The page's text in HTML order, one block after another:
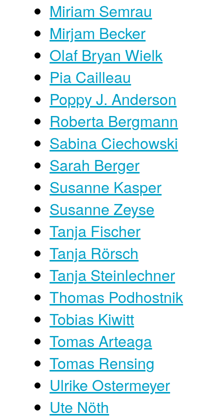
Miriam Semrau
Mirjam Becker
Olaf Bryan Wielk
Pia Cailleau
Poppy J. Anderson
Roberta Bergmann
Sabina Ciechowski
Sarah Berger
Susanne Kasper
Susanne Zeyse
Tanja Fischer
Tanja Rörsch
Tanja Steinlechner
Thomas Podhostnik
Tobias Kiwitt
Tomas Arteaga
Tomas Rensing
Ulrike Ostermeyer
Ute Nöth